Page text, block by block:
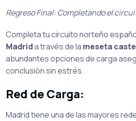
Regreso Final: Completando el
Completa tu circuito norteño
Madrida través de la meseta
abundantes opciones de carga
conclusión sin estrés.
Red de Carga:
Madrid tiene una de las mayores